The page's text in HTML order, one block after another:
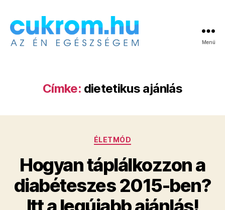
Menü
Címke: dietetikus ajánlás
Kategóriák
ÉLETMÓD
Hogyan táplálkozzon a
diabéteszes 2015-ben?